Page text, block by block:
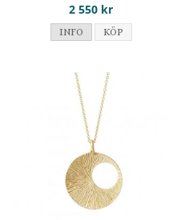
2 550 kr
INFO KÖP